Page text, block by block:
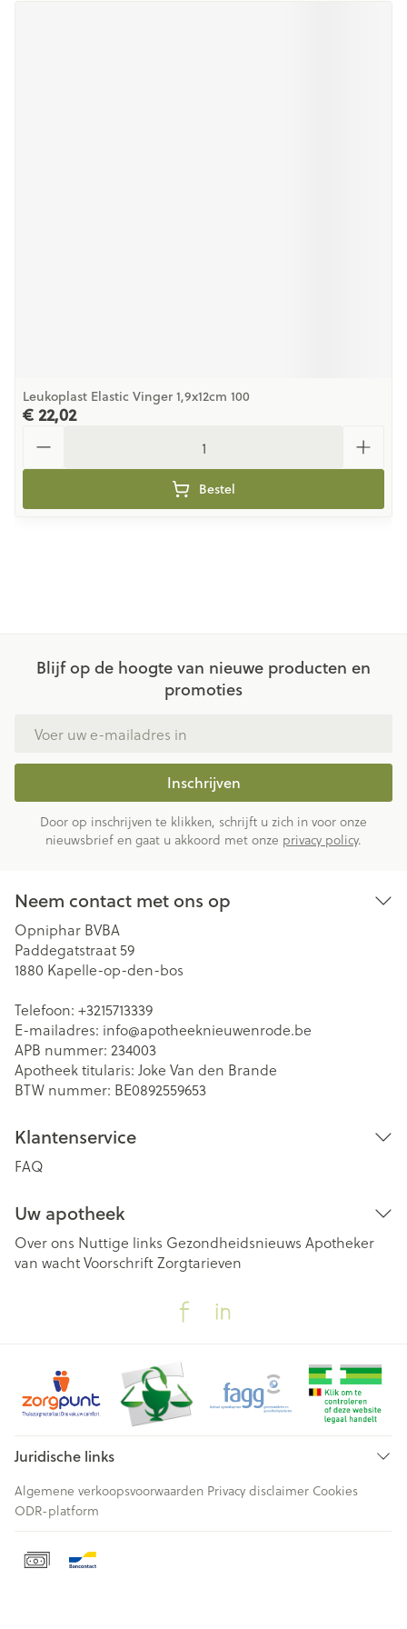
Leukoplast Elastic Vinger 1,9x12cm 100
€ 22,02
Bestel
Blijf op de hoogte van nieuwe producten en
promoties
Inschrijven
Door op inschrijven te klikken, schrijft u zich in voor onze
nieuwsbrief en gaat u akkoord met onze privacy policy.
Neem contact met ons op
Opniphar BVBA
Paddegatstraat 59
1880 Kapelle-op-den-bos
Telefoon: +3215713339
E-mailadres: info@apotheeknieuwenrode.be
APB nummer: 234003
Apotheek titularis: Joke Van den Brande
BTW nummer: BE0892559653
Klantenservice
FAQ
Uw apotheek
Over ons Nuttige links Gezondheidsnieuws Apotheker
van wachtVoorschriftZorgtarieven
Juridische links
Algemene verkoopsvoorwaarden Privacy disclaimer Cookies
ODR-platform